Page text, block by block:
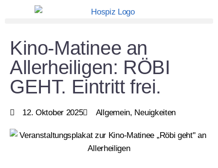
Kino-Matinee an
Allerheiligen: RÖBI
GEHT. Eintritt frei.
12. Oktober 2025 Allgemein, Neuigkeiten